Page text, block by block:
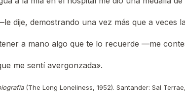
dije, demostrando una vez más que a veces
a mano algo que te lo recuerde —me
me sentí avergonzada».
(The Long Loneliness, 1952). Santander: Sal